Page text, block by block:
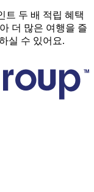
트 두 배 적립 혜택
더 많은 여행을 즐
실 수 있어요.